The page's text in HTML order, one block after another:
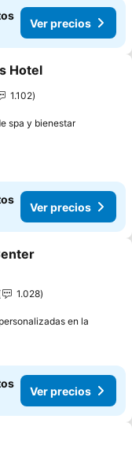
Ver precios
favoritos
Hotel
1.102
spa y bienestar
Ver precios
favoritos
1.028
en la
Ver precios
favoritos